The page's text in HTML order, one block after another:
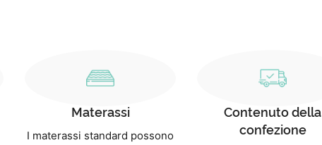
Materassi
I materassi standard possono
Contenuto della
confezione